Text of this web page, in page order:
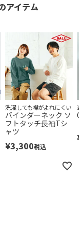
アイテム
洗濯しても襟がよれにくい
バインダーネック ソ
フトタッチ長袖Tシ
ャツ
¥3,300税込
¥